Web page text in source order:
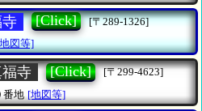
[Click]
[〒289-1326]
図等]
寺 [Click]
[〒299-4623]
番地 [地図等]